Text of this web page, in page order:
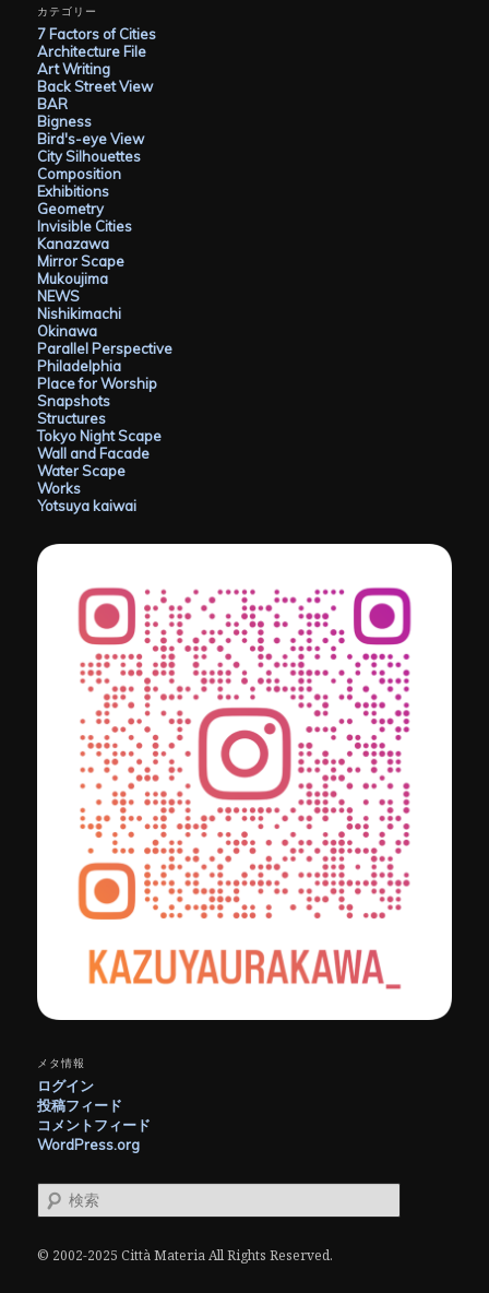
イ
ブ
カテゴリー
7 Factors of Cities
Architecture File
Art Writing
Back Street View
BAR
Bigness
Bird's-eye View
City Silhouettes
Composition
Exhibitions
Geometry
Invisible Cities
Kanazawa
Mirror Scape
Mukoujima
NEWS
Nishikimachi
Okinawa
Parallel Perspective
Philadelphia
Place for Worship
Snapshots
Structures
Tokyo Night Scape
Wall and Facade
Water Scape
Works
Yotsuya kaiwai
メタ情報
ログイン
投稿フィード
コメントフィード
WordPress.org
検
索
© 2002-2025 Città Materia All Rights Reserved.